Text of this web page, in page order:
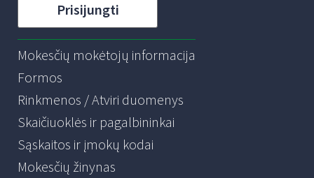
Prisijungti
Mokesčių mokėtojų informacija
Formos
Rinkmenos / Atviri duomenys
Skaičiuoklės ir pagalbininkai
Sąskaitos ir įmokų kodai
Mokesčių žinynas